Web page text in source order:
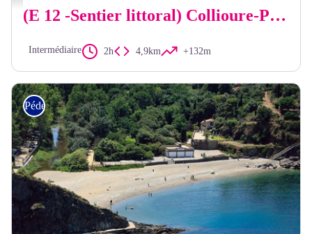
(E 12 -Sentier littoral) Collioure-Port-Vendres
Intermédiaire 2h 4,9km +132m
Pédestre